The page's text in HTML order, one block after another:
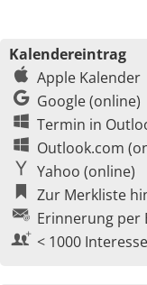
Kalendereintrag
Apple Kalender
Google (online)
Termin in
Outlook.com
Yahoo (online)
Zur Merkliste
Erinnerung per
< 1000